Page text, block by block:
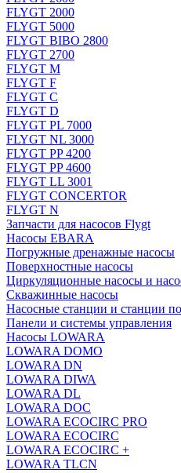
FLYGT 2000
FLYGT 5000
FLYGT BIBO 2800
FLYGT 2700
FLYGT M
FLYGT F
FLYGT C
FLYGT D
FLYGT PL 7000
FLYGT NL 3000
FLYGT PP 4200
FLYGT PP 4600
FLYGT LL 3001
FLYGT CONCERTOR
FLYGT N
Запчасти для насосов Flygt
Насосы EBARA
Погружные дренажные насосы
Поверхностные насосы
Циркуляционные насосы и
Скважинные насосы
Насосные станции и станции
Панели и системы управления
Насосы LOWARA
LOWARA DOMO
LOWARA DN
LOWARA DIWA
LOWARA DL
LOWARA DOC
LOWARA ECOCIRC PRO
LOWARA ECOCIRC
LOWARA ECOCIRC +
LOWARA TLCN